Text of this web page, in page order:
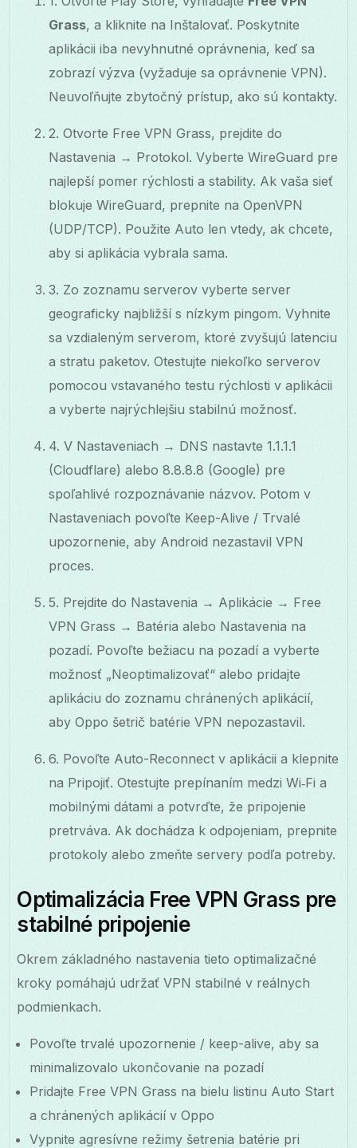
Grass, a kliknite na Inštalovať. Poskytnite
aplikácii iba nevyhnutné oprávnenia, keď sa
zobrazí výzva (vyžaduje sa oprávnenie VPN).
Neuvoľňujte zbytočný prístup, ako sú kontakty.
2. Otvorte Free VPN Grass, prejdite do
Nastavenia → Protokol. Vyberte WireGuard pre
najlepší pomer rýchlosti a stability. Ak vaša sieť
blokuje WireGuard, prepnite na OpenVPN
(UDP/TCP). Použite Auto len vtedy, ak chcete,
aby si aplikácia vybrala sama.
3. Zo zoznamu serverov vyberte server
geograficky najbližší s nízkym pingom. Vyhnite
sa vzdialeným serverom, ktoré zvyšujú latenciu
a stratu paketov. Otestujte niekoľko serverov
pomocou vstavaného testu rýchlosti v aplikácii
a vyberte najrýchlejšiu stabilnú možnosť.
4. V Nastaveniach → DNS nastavte 1.1.1.1
(Cloudflare) alebo 8.8.8.8 (Google) pre
spoľahlivé rozpoznávanie názvov. Potom v
Nastaveniach povoľte Keep-Alive / Trvalé
upozornenie, aby Android nezastavil VPN
proces.
5. Prejdite do Nastavenia → Aplikácie → Free
VPN Grass → Batéria alebo Nastavenia na
pozadí. Povoľte bežiacu na pozadí a vyberte
možnosť „Neoptimalizovať“ alebo pridajte
aplikáciu do zoznamu chránených aplikácií,
aby Oppo šetrič batérie VPN nepozastavil.
6. Povoľte Auto-Reconnect v aplikácii a klepnite
na Pripojiť. Otestujte prepínaním medzi Wi‑Fi a
mobilnými dátami a potvrďte, že pripojenie
pretrváva. Ak dochádza k odpojeniam, prepnite
protokoly alebo zmeňte servery podľa potreby.
Optimalizácia Free VPN Grass pre
stabilné pripojenie
Okrem základného nastavenia tieto optimalizačné
kroky pomáhajú udržať VPN stabilné v reálnych
podmienkach.
Povoľte trvalé upozornenie / keep-alive, aby sa
minimalizovalo ukončovanie na pozadí
Pridajte Free VPN Grass na bielu listinu Auto Start
a chránených aplikácií v Oppo
Vypnite agresívne režimy šetrenia batérie pri